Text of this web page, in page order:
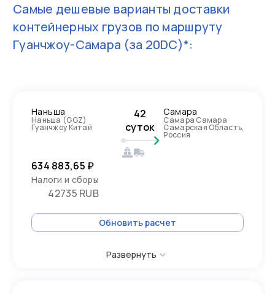
Самые дешевые варианты доставки
контейнерных грузов по маршруту
Гуанчжоу-Самара (за 20DC)*:
Наньша
Наньша (GGZ)
Гуанчжоу Китай
42
суток
Самара
Самара Самара
Самарская Область,
Россия
634 883,65 ₽
Налоги и сборы
42735 RUB
Обновить расчет
Развернуть